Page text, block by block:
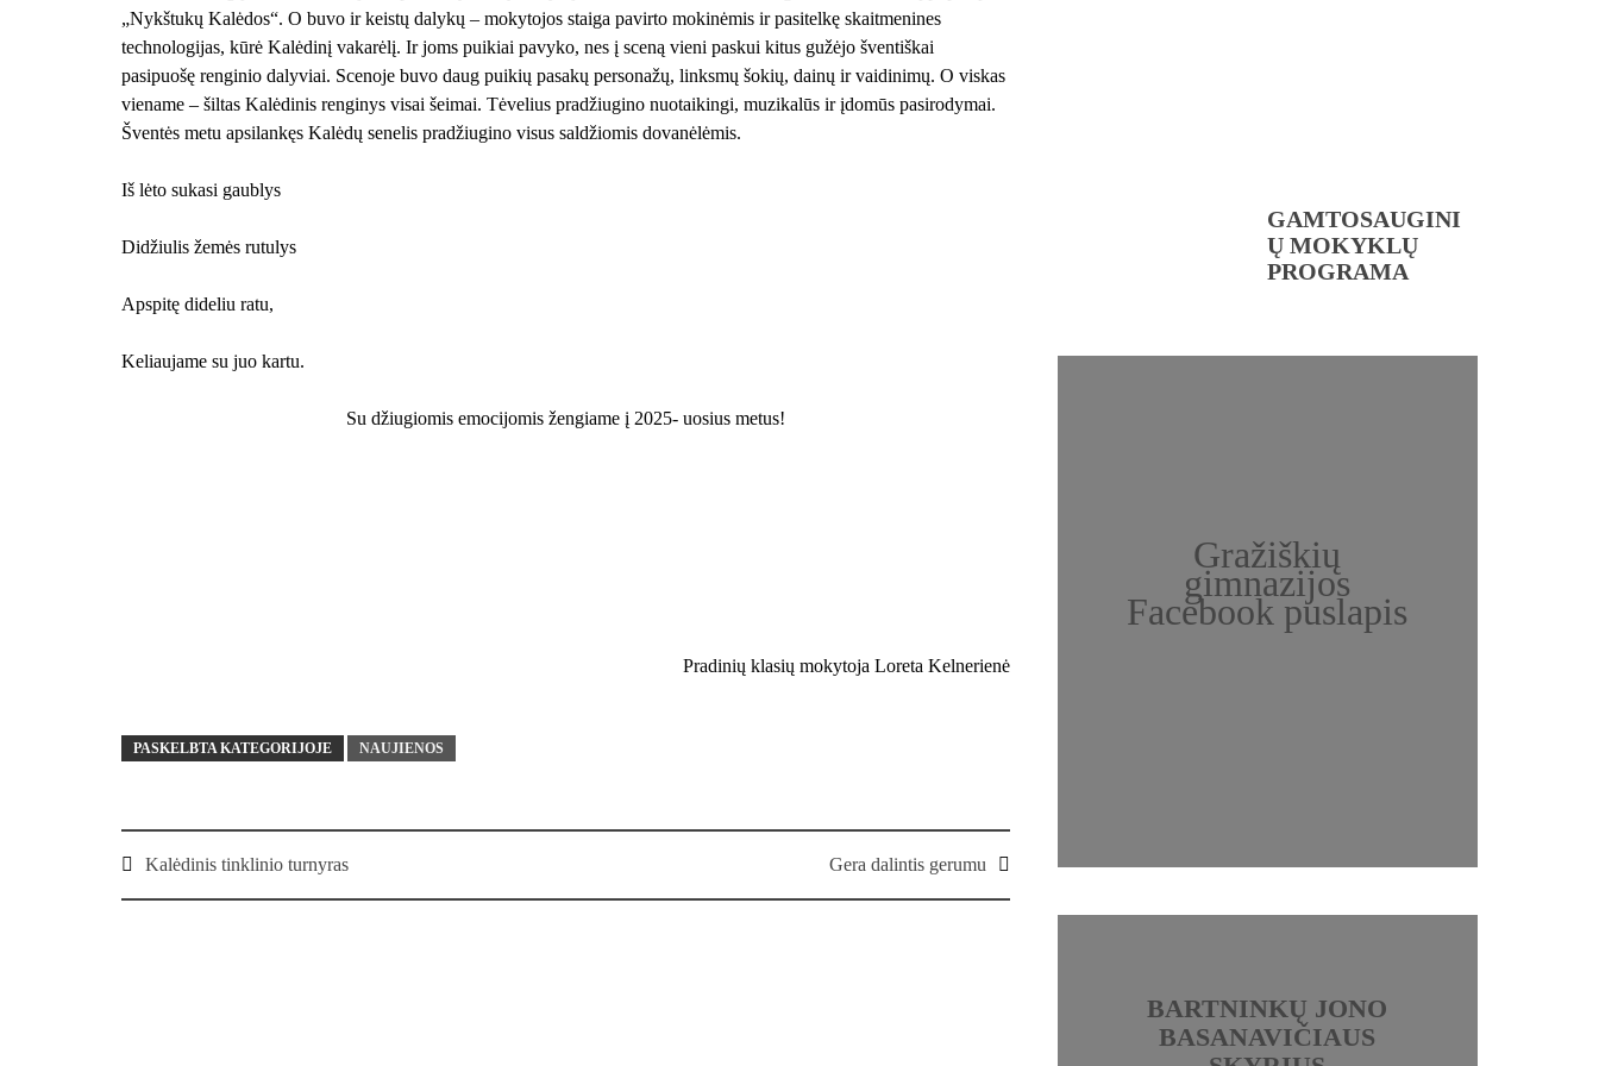
„Nykštukų Kalėdos“. O buvo ir keistų dalykų – mokytojos staiga pavirto mokinėmis ir pasitelkę skaitmenines
technologijas, kūrė Kalėdinį vakarėlį. Ir joms puikiai pavyko, nes į sceną vieni paskui kitus gužėjo šventiškai
pasipuošę renginio dalyviai. Scenoje buvo daug puikių pasakų personažų, linksmų šokių, dainų ir vaidinimų. O viskas
viename – šiltas Kalėdinis renginys visai šeimai. Tėvelius pradžiugino nuotaikingi, muzikalūs ir įdomūs pasirodymai.
Šventės metu apsilankęs Kalėdų senelis pradžiugino visus saldžiomis dovanėlėmis.
Iš lėto sukasi gaublys
Didžiulis žemės rutulys
Apspitę dideliu ratu,
Keliaujame su juo kartu.
Su džiugiomis emocijomis žengiame į 2025- uosius metus!
Pradinių klasių mokytoja Loreta Kelnerienė
PASKELBTA KATEGORIJOJE NAUJIENOS
PostKalėdinis tinklinio turnyras Gera dalintis gerumu
GAMTOSAUGINI
Ų MOKYKLŲ
PROGRAMA
Gražiškių
gimnazijos
Facebook puslapis
BARTNINKŲ JONO
BASANAVIČIAUS